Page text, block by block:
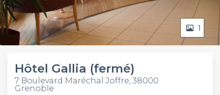
1
Hôtel Gallia (fermé)
7 Boulevard Maréchal Joffre, 38000
Grenoble